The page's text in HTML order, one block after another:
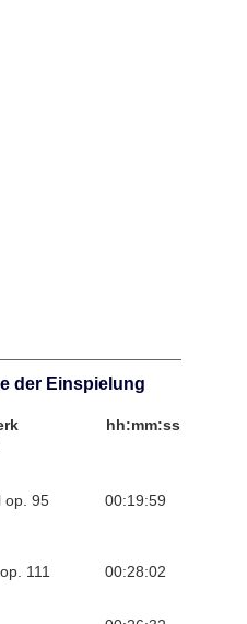
der Einspielung
hh:mm:ss
op. 95
00:19:59
111
00:28:02